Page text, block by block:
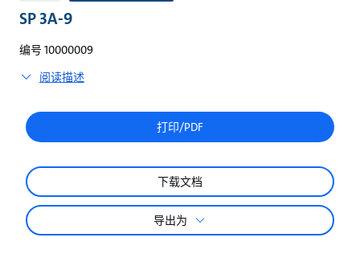
SP 3A-9
编号 10000009
阅读描述
打印/PDF
下载文档
导出为